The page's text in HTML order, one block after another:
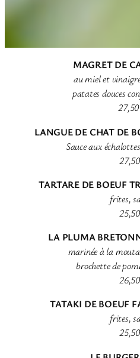
MAGRET DE
au miel et
patates douces
LANGUE DE CHAT DE
Sauce aux
TARTARE DE BOEUF
frites,
LA PLUMA
marinée à la
brochette de
TATAKI DE BOEUF
frites,